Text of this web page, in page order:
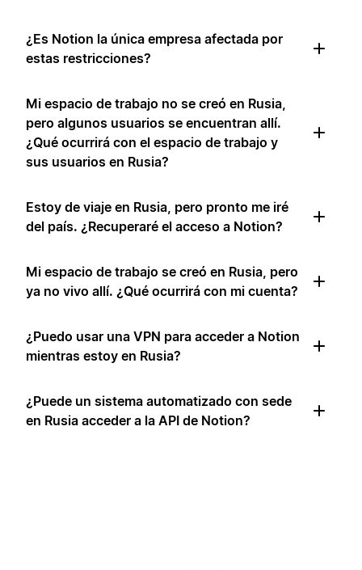
¿Es Notion la única empresa afectada por
estas restricciones?
Mi espacio de trabajo no se creó en Rusia,
pero algunos usuarios se encuentran allí.
¿Qué ocurrirá con el espacio de trabajo y
sus usuarios en Rusia?
Estoy de viaje en Rusia, pero pronto me iré
del país. ¿Recuperaré el acceso a Notion?
Mi espacio de trabajo se creó en Rusia, pero
ya no vivo allí. ¿Qué ocurrirá con mi cuenta?
¿Puedo usar una VPN para acceder a Notion
mientras estoy en Rusia?
¿Puede un sistema automatizado con sede
en Rusia acceder a la API de Notion?